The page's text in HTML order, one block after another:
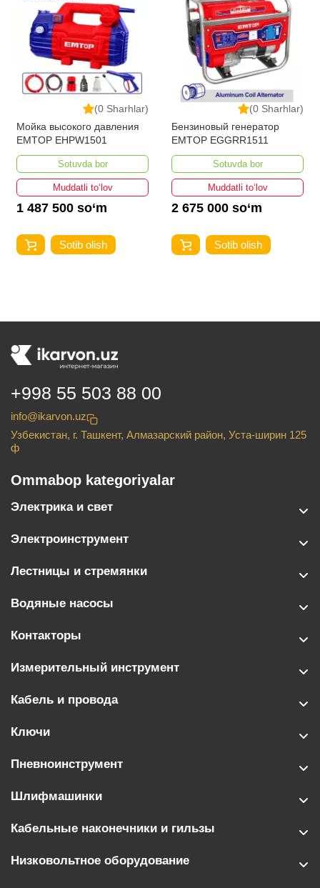
(0 Sharhlar)
Мойка высокого давления
EMTOP EHPW1501
Sotuvda bor
Muddatli to‘lov
1 487 500 so‘m
Sotib olish
(0 Sharhlar)
Бензиновый генератор
EMTOP EGGRR1511
Sotuvda bor
Muddatli to‘lov
2 675 000 so‘m
Sotib olish
+998 55 503 88 00
info@ikarvon.uz
Узбекистан, г. Ташкент, Алмазарский район, Уста-ширин 125
ф
Ommabop kategoriyalar
Электрика и свет
Электроинструмент
Лестницы и стремянки
Водяные насосы
Контакторы
Измерительный инструмент
Кабель и провода
Ключи
Пневноинструмент
Шлифмашинки
Кабельные наконечники и гильзы
Низковольтное оборудование